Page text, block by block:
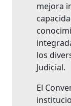
mejora
los
Judicial.
El